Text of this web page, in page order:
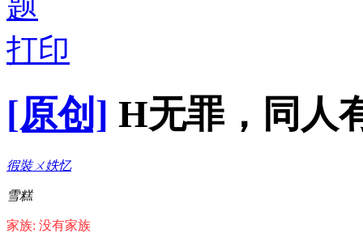
打印
[原创] H无罪，同人
徦裝ㄨ妷忆
雪糕
家族: 没有家族